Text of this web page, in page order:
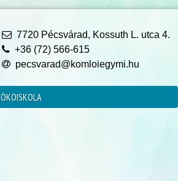
7720 Pécsvárad, Kossuth L. utca 4.
+36 (72) 566-615
pecsvarad@komloiegymi.hu
ÖKOISKOLA